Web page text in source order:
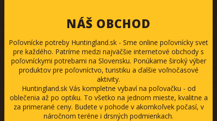
NÁŠ OBCHOD
Poľovnícke potreby Huntingland.sk - Sme online poľovnícky svet
pre každého. Patríme medzi najväčšie internetové obchody s
poľovníckymi potrebami na Slovensku. Ponúkame široký výber
produktov pre poľovníctvo, turistiku a ďalšie voľnočasové
aktivity.
Huntingland.sk Vás kompletne vybaví na poľovačku - od
oblečenia až po optiku. To všetko na jednom mieste, kvalitne a
za primerané ceny. Budete v pohode v akomkoľvek počasí, v
náročnom teréne i drsných podmienkach.